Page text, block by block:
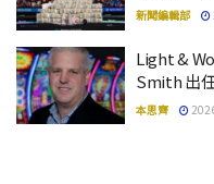
新聞編輯部
Light &
Smith 出
本思齊